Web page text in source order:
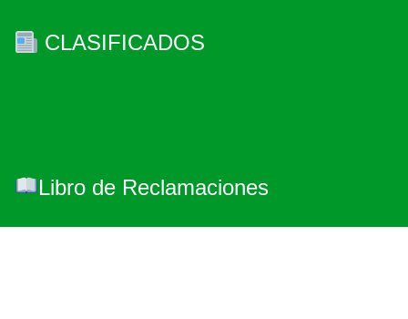
CLASIFICADOS
Libro de Reclamaciones